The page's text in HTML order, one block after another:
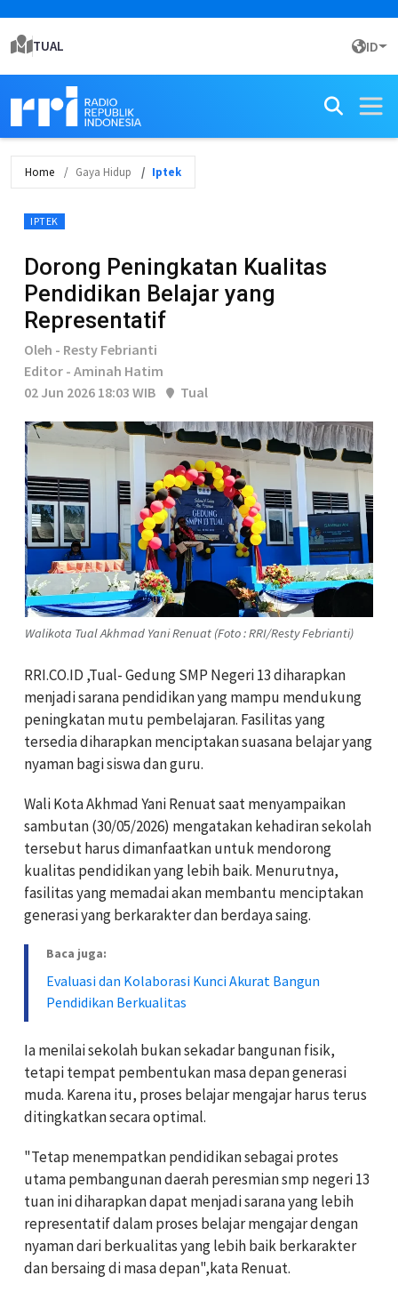
TUAL ID
Home Gaya Hidup Iptek
IPTEK
Dorong Peningkatan Kualitas
Pendidikan Belajar yang
Representatif
Oleh - Resty Febrianti
Editor - Aminah Hatim
02 Jun 2026 18:03 WIB
Tual
Walikota Tual Akhmad Yani Renuat (Foto : RRI/Resty Febrianti)
RRI.CO.ID ,Tual- Gedung SMP Negeri 13 diharapkan
menjadi sarana pendidikan yang mampu mendukung
peningkatan mutu pembelajaran. Fasilitas yang
tersedia diharapkan menciptakan suasana belajar yang
nyaman bagi siswa dan guru.
Wali Kota Akhmad Yani Renuat saat menyampaikan
sambutan (30/05/2026) mengatakan kehadiran sekolah
tersebut harus dimanfaatkan untuk mendorong
kualitas pendidikan yang lebih baik. Menurutnya,
fasilitas yang memadai akan membantu menciptakan
generasi yang berkarakter dan berdaya saing.
Baca juga:
Evaluasi dan Kolaborasi Kunci Akurat Bangun
Pendidikan Berkualitas
Ia menilai sekolah bukan sekadar bangunan fisik,
tetapi tempat pembentukan masa depan generasi
muda. Karena itu, proses belajar mengajar harus terus
ditingkatkan secara optimal.
"Tetap menempatkan pendidikan sebagai protes
utama pembangunan daerah peresmian smp negeri 13
tuan ini diharapkan dapat menjadi sarana yang lebih
representatif dalam proses belajar mengajar dengan
nyaman dari berkualitas yang lebih baik berkarakter
dan bersaing di masa depan",kata Renuat.